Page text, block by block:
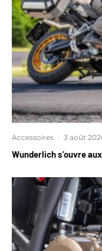
Accessoires · 3 août
Wunderlich s’ouvre